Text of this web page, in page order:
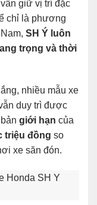
vẫn giữ vị trí đặc
chỉ là phương
SH Ý luôn
trọng và thời
nhiều mẫu xe
duy trì được
giới hạn của
triệu đồng so
xe săn đón.